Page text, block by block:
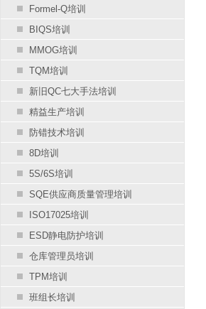
Formel-Q培训
BIQS培训
MMOG培训
TQM培训
新旧QC七大手法培训
精益生产培训
防错技术培训
8D培训
5S/6S培训
SQE供应商质量管理培训
ISO17025培训
ESD静电防护培训
仓库管理员培训
TPM培训
班组长培训